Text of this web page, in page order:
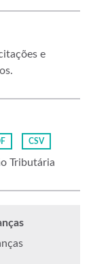
e
CSV
Tributária